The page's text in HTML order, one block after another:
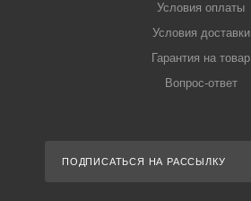
Условия оплаты
Условия доставки
Гарантия на товар
Вопрос-ответ
ПОДПИСАТЬСЯ НА РАССЫЛКУ